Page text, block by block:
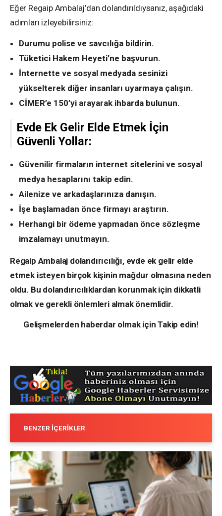
Eğer Regaip Ambalaj’dan dolandırıldıysanız, aşağıdaki
adımları izleyebilirsiniz:
Durumu polise ve savcılığa bildirin.
Tüketici Hakem Heyeti’ne başvurun.
İnternette ve sosyal medyada sesinizi
yükselterek diğer insanları uyarmaya çalışın.
CİMER’e 150’yi arayarak ihbarda bulunun.
Evde Ek Gelir Elde Etmek İçin
Güvenli Yollar:
Güvenilir firmaların internet sitelerini ve sosyal
medya hesaplarını takip edin.
Ailenize ve arkadaşlarınıza danışın.
İşe başlamadan önce firmayı araştırın.
Herhangi bir ödeme yapmadan önce sözleşme
imzalamayı unutmayın.
Regaip Ambalaj dolandırıcılığı, evde ek gelir elde
etmek isteyen birçok kişinin mağdur olmasına neden
oldu. Bu dolandırıcılıklardan korunmak için dikkatli
olmak ve gerekli önlemleri almak önemlidir.
Gelişmelerden haberdar olmak için Takip edin!
BENZER İÇERIKLER